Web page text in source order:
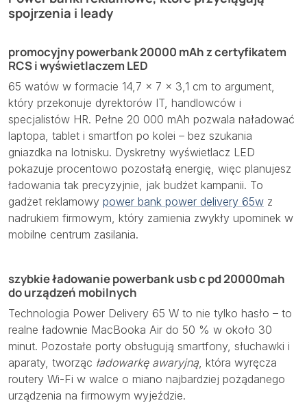
spojrzenia i leady
promocyjny powerbank 20000 mAh z certyfikatem
RCS i wyświetlaczem LED
65 watów w formacie 14,7 × 7 × 3,1 cm to argument,
który przekonuje dyrektorów IT, handlowców i
specjalistów HR. Pełne 20 000 mAh pozwala naładować
laptopa, tablet i smartfon po kolei – bez szukania
gniazdka na lotnisku. Dyskretny wyświetlacz LED
pokazuje procentowo pozostałą energię, więc planujesz
ładowania tak precyzyjnie, jak budżet kampanii. To
gadżet reklamowy power bank power delivery 65w z
nadrukiem firmowym, który zamienia zwykły upominek w
mobilne centrum zasilania.
szybkie ładowanie powerbank usb c pd 20000mah
do urządzeń mobilnych
Technologia Power Delivery 65 W to nie tylko hasło – to
realne ładownie MacBooka Air do 50 % w około 30
minut. Pozostałe porty obsługują smartfony, słuchawki i
aparaty, tworząc ładowarkę awaryjną , która wyręcza
routery Wi-Fi w walce o miano najbardziej pożądanego
urządzenia na firmowym wyjeździe.